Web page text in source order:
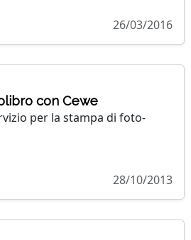
26/03/2016
con Cewe
per la stampa di foto-
28/10/2013